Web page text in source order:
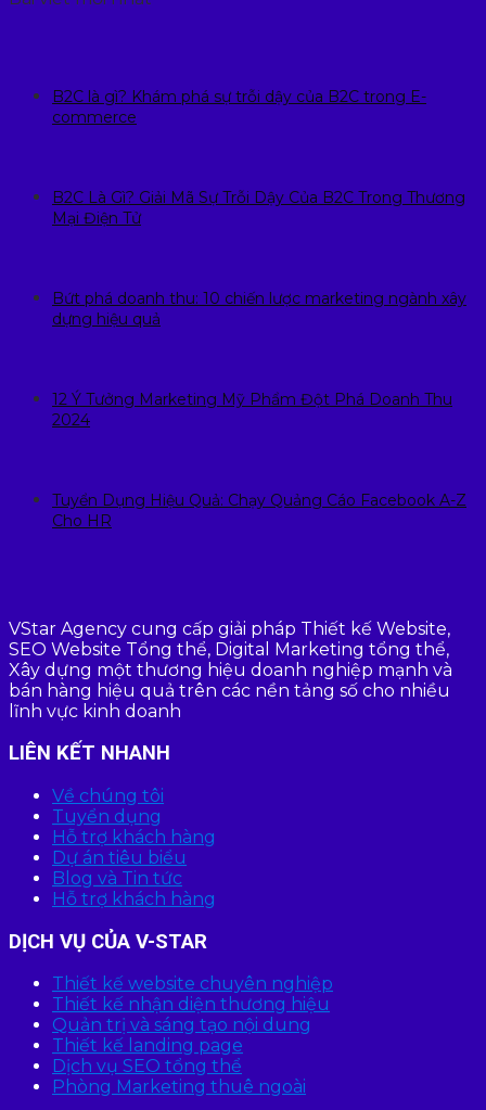
B2C là gì? Khám phá sự trỗi dậy của B2C trong E-
commerce
B2C Là Gì? Giải Mã Sự Trỗi Dậy Của B2C Trong Thương
Mại Điện Tử
Bứt phá doanh thu: 10 chiến lược marketing ngành xây
dựng hiệu quả
12 Ý Tưởng Marketing Mỹ Phẩm Đột Phá Doanh Thu
2024
Tuyển Dụng Hiệu Quả: Chạy Quảng Cáo Facebook A-Z
Cho HR
VStar Agency cung cấp giải pháp Thiết kế Website,
SEO Website Tổng thể, Digital Marketing tổng thể,
Xây dựng một thương hiệu doanh nghiệp mạnh và
bán hàng hiệu quả trên các nền tảng số cho nhiều
lĩnh vực kinh doanh
LIÊN KẾT NHANH
Về chúng tôi
Tuyển dụng
Hỗ trợ khách hàng
Dự án tiêu biểu
Blog và Tin tức
Hỗ trợ khách hàng
DỊCH VỤ CỦA V-STAR
Thiết kế website chuyên nghiệp
Thiết kế nhận diện thương hiệu
Quản trị và sáng tạo nội dung
Thiết kế landing page
Dịch vụ SEO tổng thể
Phòng Marketing thuê ngoài